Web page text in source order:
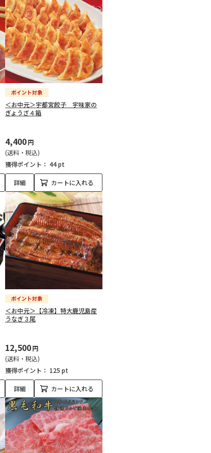
＜お中元＞宇都宮餃子 宇味家の
ぎょうざ４箱
4,400円
(送料・税込)
獲得ポイント： 44 pt
詳細 カートに入れる
＜お中元＞【冷凍】特大鹿児島産
うなぎ３尾
12,500円
(送料・税込)
獲得ポイント： 125 pt
詳細 カートに入れる